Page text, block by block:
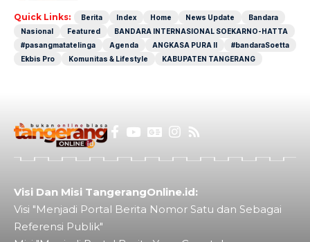
Quick Links: Berita Index Home News Update
Bandara
Nasional
Featured
BANDARA INTERNASIONAL SOEKARNO-HATTA
#pasangmatatelinga
Agenda ANGKASA PURA II
#bandaraSoetta
Ekbis Pro
Komunitas & Lifestyle KABUPATEN TANGERANG
Visi Dan Misi TangerangOnline.id:
Visi "Menjadi Portal Berita Nomor Satu dan Sebagai
Referensi Publik"